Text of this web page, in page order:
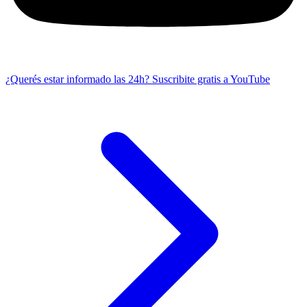
¿Querés estar informado las 24h? Suscribite gratis a YouTube